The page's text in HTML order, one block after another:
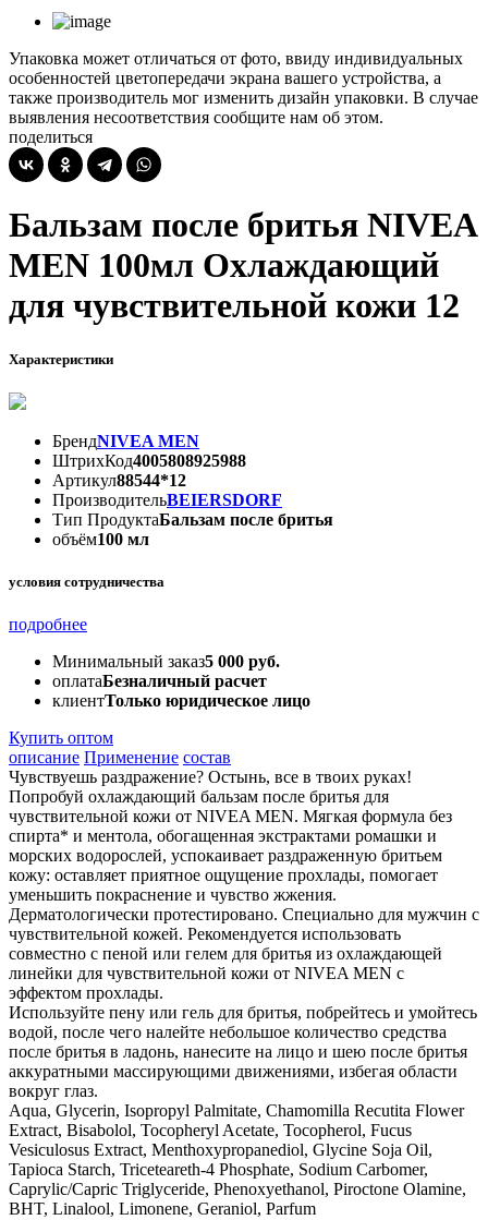
Упаковка может отличаться от фото, ввиду индивидуальных
особенностей цветопередачи экрана вашего устройства, а
также производитель мог изменить дизайн упаковки. В случае
выявления несоответствия сообщите нам об этом.
поделиться
Бальзам после бритья NIVEA
MEN 100мл Охлаждающий
для чувствительной кожи 12
Характеристики
БрендNIVEA MEN
ШтрихКод4005808925988
Артикул88544*12
ПроизводительBEIERSDORF
Тип ПродуктаБальзам после бритья
объём100 мл
условия сотрудничества
подробнее
Минимальный заказ5 000 руб.
оплатаБезналичный расчет
клиентТолько юридическое лицо
Купить оптом
описание Применение состав
Чувствуешь раздражение? Остынь, все в твоих руках!
Попробуй охлаждающий бальзам после бритья для
чувствительной кожи от NIVEA MEN. Мягкая формула без
спирта* и ментола, обогащенная экстрактами ромашки и
морских водорослей, успокаивает раздраженную бритьем
кожу: оставляет приятное ощущение прохлады, помогает
уменьшить покраснение и чувство жжения.
Дерматологически протестировано. Специально для мужчин с
чувствительной кожей. Рекомендуется использовать
совместно с пеной или гелем для бритья из охлаждающей
линейки для чувствительной кожи от NIVEA MEN с
эффектом прохлады.
Используйте пену или гель для бритья, побрейтесь и умойтесь
водой, после чего налейте небольшое количество средства
после бритья в ладонь, нанесите на лицо и шею после бритья
аккуратными массирующими движениями, избегая области
вокруг глаз.
Aqua, Glycerin, Isopropyl Palmitate, Chamomilla Recutita Flower
Extract, Bisabolol, Tocopheryl Acetate, Tocopherol, Fucus
Vesiculosus Extract, Menthoxypropanediol, Glycine Soja Oil,
Tapioca Starch, Triceteareth-4 Phosphate, Sodium Carbomer,
Caprylic/Capric Triglyceride, Phenoxyethanol, Piroctone Olamine,
BHT, Linalool, Limonene, Geraniol, Parfum